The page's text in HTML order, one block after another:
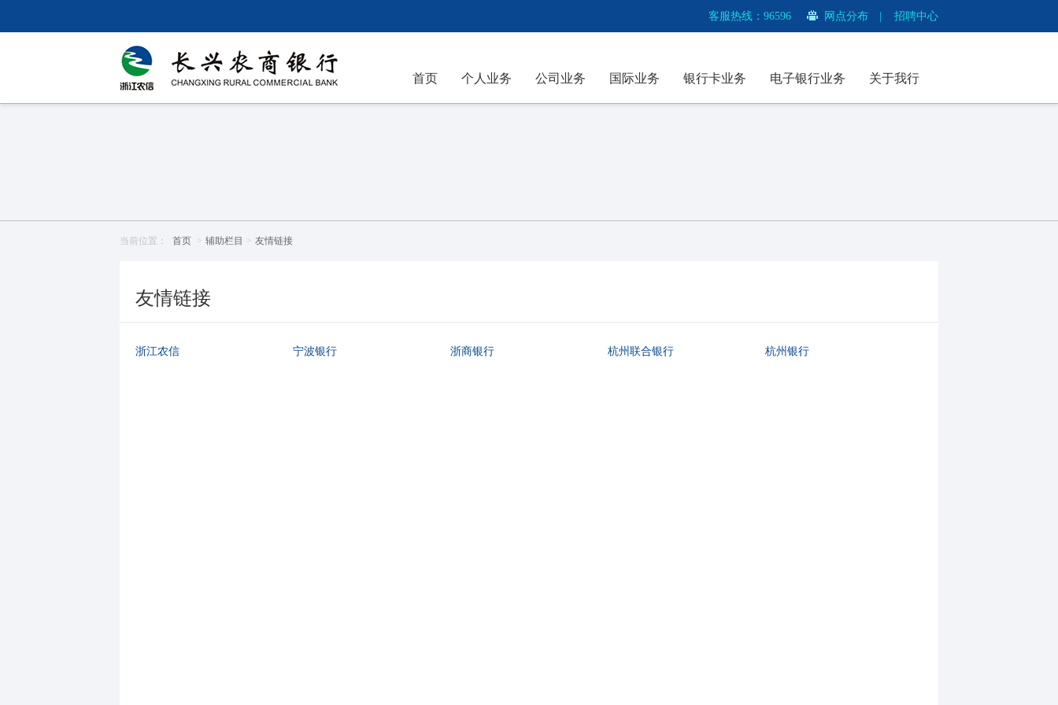
客服热线：96596 网点分布 招聘中心
首页 个人业务 公司业务 国际业务 银行卡业务 电子银行业务 关于我行
当前位置： 首页 > 辅助栏目 > 友情链接
友情链接
浙江农信 宁波银行 浙商银行 杭州联合银行 杭州银行